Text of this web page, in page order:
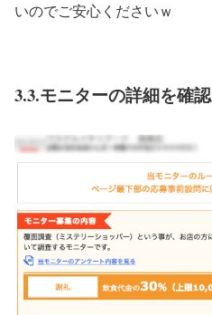
いのでご安心くださいｗ
3.3.モニターの詳細を確認